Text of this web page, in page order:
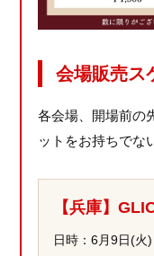
会場販売ス
各会場、開場前の
ットをお持ちでな
【兵庫】
日時：6月9日(火)